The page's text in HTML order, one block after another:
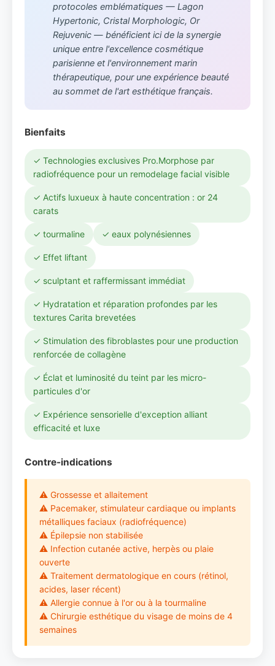
protocoles emblématiques — Lagon
Hypertonic, Cristal Morphologic, Or
Rejuvenic — bénéficient ici de la synergie
unique entre l'excellence cosmétique
parisienne et l'environnement marin
thérapeutique, pour une expérience beauté
au sommet de l'art esthétique français.
Bienfaits
✓ Technologies exclusives Pro.Morphose par
radiofréquence pour un remodelage facial visible
✓ Actifs luxueux à haute concentration : or 24
carats
✓ tourmaline ✓ eaux polynésiennes
✓ Effet liftant
✓ sculptant et raffermissant immédiat
✓ Hydratation et réparation profondes par les
textures Carita brevetées
✓ Stimulation des fibroblastes pour une production
renforcée de collagène
✓ Éclat et luminosité du teint par les micro-
particules d'or
✓ Expérience sensorielle d'exception alliant
efficacité et luxe
Contre-indications
⚠ Grossesse et allaitement
⚠ Pacemaker, stimulateur cardiaque ou implants
métalliques faciaux (radiofréquence)
⚠ Épilepsie non stabilisée
⚠ Infection cutanée active, herpès ou plaie
ouverte
⚠ Traitement dermatologique en cours (rétinol,
acides, laser récent)
⚠ Allergie connue à l'or ou à la tourmaline
⚠ Chirurgie esthétique du visage de moins de 4
semaines